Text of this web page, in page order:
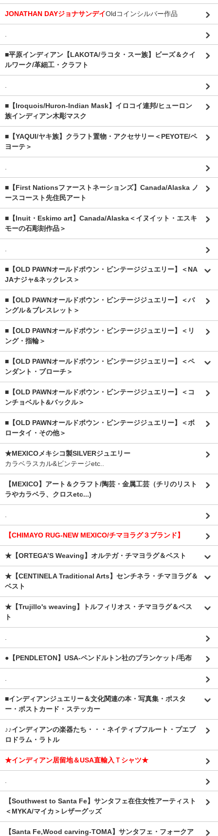
JONATHAN DAYジョナサンデイOldコインシルバー作品
■平原インディアン【LAKOTA/ラコタ・スー族】ビーズ＆クイ
ルワーク/革細工・クラフト
■【Iroquois/Huron-Indian Mask】イロコイ連邦/ヒューロン
族インディアン木彫マスク
■【YAQUI/ヤキ族】クラフト置物・アクセサリー＜PEYOTE/ペ
ヨーテ＞
■【First Nationsファーストネーションズ】Canada/Alaska ノ
ースコースト先住民アート
■【Inuit・Eskimo art】Canada/Alaska＜イヌイット・エスキ
モーの石彫刻作品＞
■【OLD PAWNオールドポウン・ビンテージジュエリー】＜NA
JAナジャ&ネックレス＞
■【OLD PAWNオールドポウン・ビンテージジュエリー】＜バ
ングル＆ブレスレット＞
■【OLD PAWNオールドポウン・ビンテージジュエリー】＜リ
ング・指輪＞
■【OLD PAWNオールドポウン・ビンテージジュエリー】＜ペ
ンダント・ブローチ＞
■【OLD PAWNオールドポウン・ビンテージジュエリー】＜コ
ンチョベルト&バックル＞
■【OLD PAWNオールドポウン・ビンテージジュエリー】＜ボ
ロータイ・その他＞
★MEXICOメキシコ製SILVERジュエリー
カラベラスカル&ビンテージetc..
【MEXICO】アート＆クラフト/陶芸・金属工芸（チリのリスト
ラやカラベラ、クロスetc...)
【CHIMAYO RUG-NEW MEXICO/チマヨラグ３ブランド】
★【ORTEGA’S Weaving】オルテガ・チマヨラグ＆ベスト
★【CENTINELA Traditional Arts】センチネラ・チマヨラグ＆
ベスト
★【Trujillo's weaving】トルフィリオス・チマヨラグ＆ベス
ト
●【PENDLETON】USA-ペンドルトン社のブランケット/毛布
■インディアンジュエリー＆文化関連の本・写真集・ポスタ
ー・ポストカード・ステッカー
♪♪インディアンの楽器たち・・・ネイティブフルート・プエブ
ロドラム・ラトル
★インディアン居留地＆USA直輸入Ｔシャツ★
【Southwest to Santa Fe】サンタフェ在住女性アーティスト
＜MYKA/マイカ＞レザーグッズ
【Santa Fe,Wood carving-TOMA】サンタフェ・フォークア